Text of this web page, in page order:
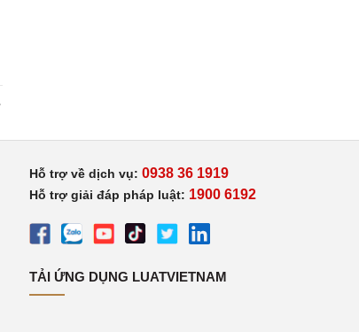
Hỗ trợ về dịch vụ: 0938 36 1919
Hỗ trợ giải đáp pháp luật: 1900 6192
TẢI ỨNG DỤNG LUATVIETNAM